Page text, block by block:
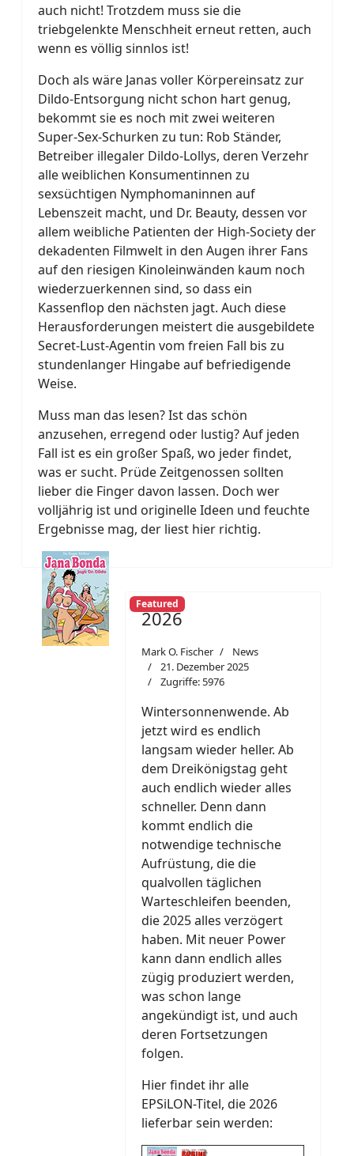
auch nicht! Trotzdem muss sie die
triebgelenkte Menschheit erneut retten, auch
wenn es völlig sinnlos ist!
Doch als wäre Janas voller Körpereinsatz zur
Dildo-Entsorgung nicht schon hart genug,
bekommt sie es noch mit zwei weiteren
Super-Sex-Schurken zu tun: Rob Ständer,
Betreiber illegaler Dildo-Lollys, deren Verzehr
alle weiblichen Konsumentinnen zu
sexsüchtigen Nymphomaninnen auf
Lebenszeit macht, und Dr. Beauty, dessen vor
allem weibliche Patienten der High-Society der
dekadenten Filmwelt in den Augen ihrer Fans
auf den riesigen Kinoleinwänden kaum noch
wiederzuerkennen sind, so dass ein
Kassenflop den nächsten jagt. Auch diese
Herausforderungen meistert die ausgebildete
Secret-Lust-Agentin vom freien Fall bis zu
stundenlanger Hingabe auf befriedigende
Weise.
Muss man das lesen? Ist das schön
anzusehen, erregend oder lustig? Auf jeden
Fall ist es ein großer Spaß, wo jeder findet,
was er sucht. Prüde Zeitgenossen sollten
lieber die Finger davon lassen. Doch wer
volljährig ist und originelle Ideen und feuchte
Ergebnisse mag, der liest hier richtig.
Featured
2026
Mark O. Fischer
News
21. Dezember 2025
Zugriffe: 5976
Wintersonnenwende. Ab
jetzt wird es endlich
langsam wieder heller. Ab
dem Dreikönigstag geht
auch endlich wieder alles
schneller. Denn dann
kommt endlich die
notwendige technische
Aufrüstung, die die
qualvollen täglichen
Warteschleifen beenden,
die 2025 alles verzögert
haben. Mit neuer Power
kann dann endlich alles
zügig produziert werden,
was schon lange
angekündigt ist, und auch
deren Fortsetzungen
folgen.
Hier findet ihr alle
EPSiLON-Titel, die 2026
lieferbar sein werden: